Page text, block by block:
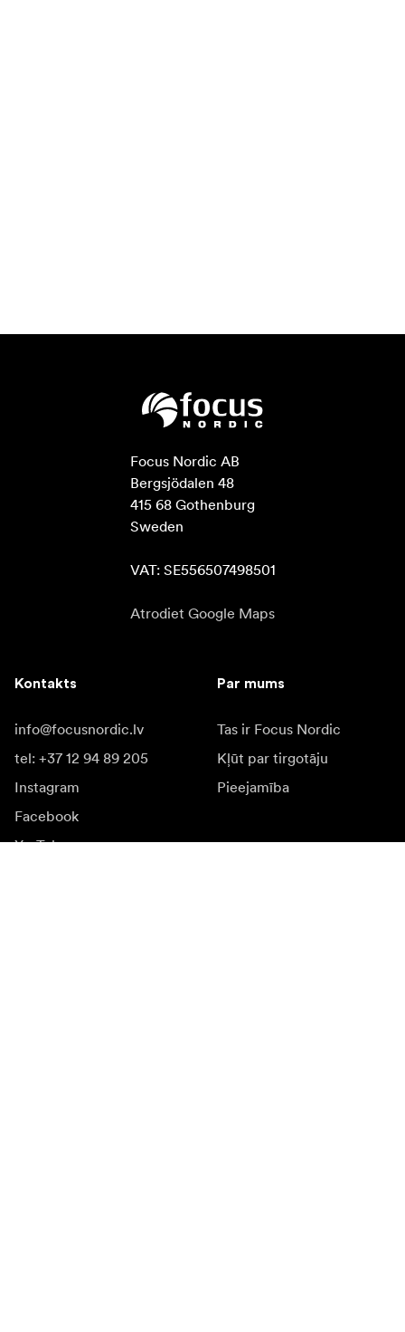
Focus Nordic AB
Bergsjödalen 48
415 68 Gothenburg
Sweden
VAT: SE556507498501
Atrodiet Google Maps
Kontakts
info@focusnordic.lv
tel: +37 12 94 89 205
Instagram
Facebook
YouTube
Par mums
Tas ir Focus Nordic
Kļūt par tirgotāju
Pieejamība